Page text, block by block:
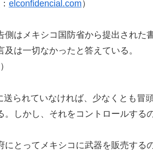
： elconfidencial.com ）
側はメキシコ国防省から提出された
は一切なかったと答えている。
）
られていなければ、少なくとも冒
。しかし、それをコントロールする
にとってメキシコに武器を販売する